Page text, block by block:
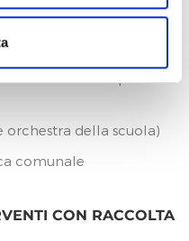
con il territorio:
l’autore
della scuola)
comunale
CON RACCOLTA